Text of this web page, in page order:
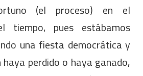
(el proceso) en el
tiempo, pues estábamos
una fiesta democrática y
perdido o haya ganado,